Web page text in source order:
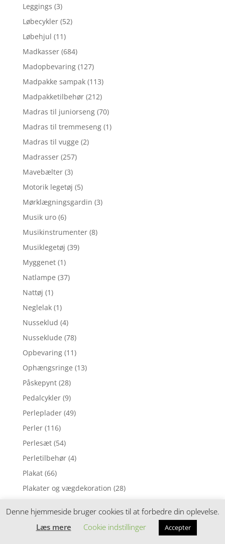
Leggings (3)
Løbecykler (52)
Løbehjul (11)
Madkasser (684)
Madopbevaring (127)
Madpakke sampak (113)
Madpakketilbehør (212)
Madras til juniorseng (70)
Madras til tremmeseng (1)
Madras til vugge (2)
Madrasser (257)
Mavebælter (3)
Motorik legetøj (5)
Mørklægningsgardin (3)
Musik uro (6)
Musikinstrumenter (8)
Musiklegetøj (39)
Myggenet (1)
Natlampe (37)
Nattøj (1)
Neglelak (1)
Nusseklud (4)
Nusseklude (78)
Opbevaring (11)
Ophængsringe (13)
Påskepynt (28)
Pedalcykler (9)
Perleplader (49)
Perler (116)
Perlesæt (54)
Perletilbehør (4)
Plakat (66)
Plakater og vægdekoration (28)
Plejetilbehør
Pottetræning (15)
Denne hjemmeside bruger cookies til at forbedre din oplevelse.
Læs mere
Cookie indstillinger Accepter